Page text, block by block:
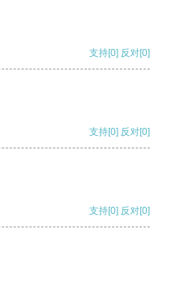
支持[0] 反对[0]
支持[0] 反对[0]
支持[0] 反对[0]